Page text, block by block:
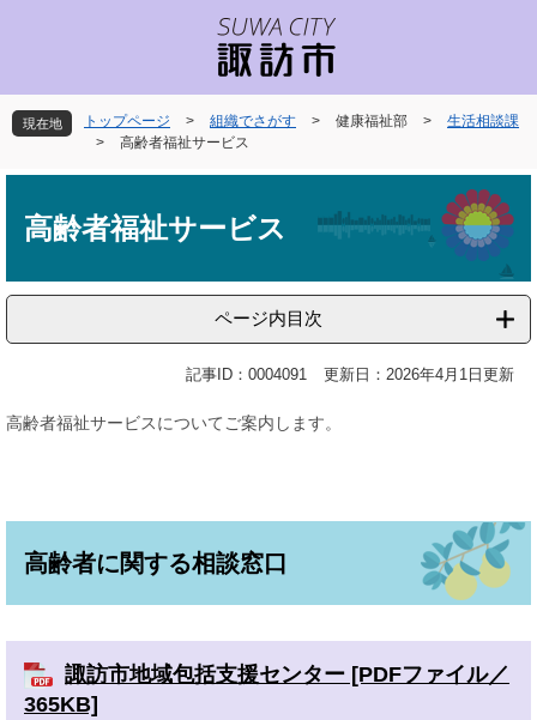
先
頭
を
飛
現在地 トップページ > 組織でさがす > 健康福祉部 >
生活相談課
>
高齢者福祉サービス
高齢者福祉サービス
ページ内目次
記事ID：0004091 更新日：2026年4月1日更新
高齢者福祉サービスについてご案内します。
高齢者に関する相談窓口
諏訪市地域包括支援センター [PDFファイル／
365KB]